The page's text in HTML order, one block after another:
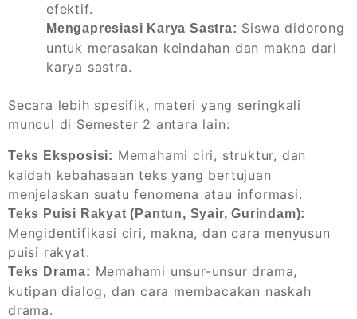
efektif.
Mengapresiasi Karya Sastra: Siswa didorong
untuk merasakan keindahan dan makna dari
karya sastra.
Secara lebih spesifik, materi yang seringkali
muncul di Semester 2 antara lain:
Teks Eksposisi: Memahami ciri, struktur, dan
kaidah kebahasaan teks yang bertujuan
menjelaskan suatu fenomena atau informasi.
Teks Puisi Rakyat (Pantun, Syair, Gurindam):
Mengidentifikasi ciri, makna, dan cara menyusun
puisi rakyat.
Teks Drama: Memahami unsur-unsur drama,
kutipan dialog, dan cara membacakan naskah
drama.